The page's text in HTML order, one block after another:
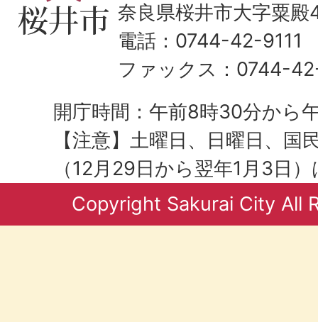
奈良県桜井市大字粟
電話：0744-42-9111
ファックス：0744-
開庁時間：午前8時30分から
【注意】土曜日、日曜日、国
（12月29日から翌年1月3日
Copyright Sakurai City All